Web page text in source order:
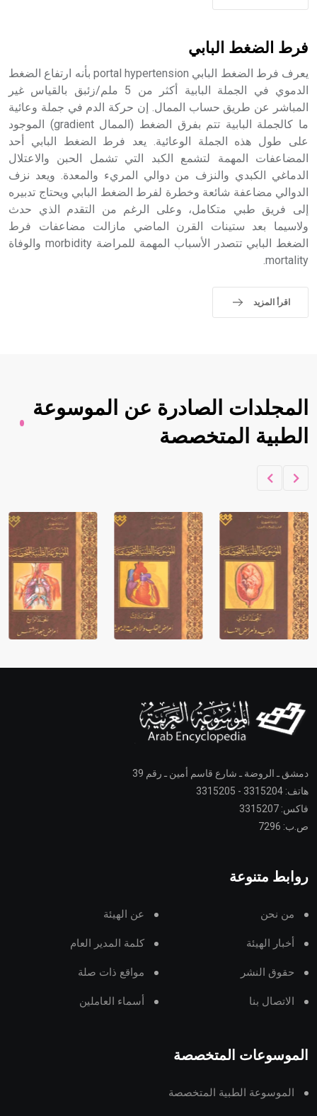
فرط الضغط البابي
يعرف فرط الضغط البابي portal hypertension بأنه ارتفاع الضغط
الدموي في الجملة البابية أكثر من 5 ملم/زئبق بالقياس غير
المباشر عن طريق حساب الممال. إن حركة الدم في جملة وعائية
ما كالجملة البابية تتم بفرق الضغط (الممال gradient) الموجود
على طول هذه الجملة الوعائية. يعد فرط الضغط البابي أحد
المضاعفات المهمة لتشمع الكبد التي تشمل الحبن والاعتلال
الدماغي الكبدي والنزف من دوالي المريء والمعدة. ويعد نزف
الدوالي مضاعفة شائعة وخطرة لفرط الضغط البابي ويحتاج تدبيره
إلى فريق طبي متكامل، وعلى الرغم من التقدم الذي حدث
ولاسيما بعد ستينات القرن الماضي مازالت مضاعفات فرط
الضغط البابي تتصدر الأسباب المهمة للمراضة morbidity والوفاة
mortality.
اقرأ المزيد
المجلدات الصادرة عن الموسوعة
الطبية المتخصصة
دمشق ـ الروضة ـ شارع قاسم أمين ـ رقم 39
هاتف: 3315204 - 3315205
فاكس: 3315207
ص.ب: 7296
روابط متنوعة
من نحن عن الهيئة
أخبار الهيئة كلمة المدير العام
حقوق النشر مواقع ذات صلة
الاتصال بنا أسماء العاملين
الموسوعات المتخصصة
الموسوعة الطبية المتخصصة